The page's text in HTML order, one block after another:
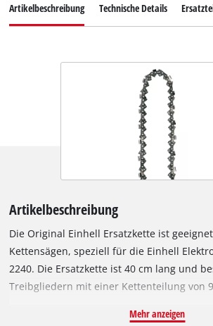
Artikelbeschreibung Technische Details
Artikelbeschreibung
Die Original Einhell Ersatzkette ist
Kettensägen, speziell für die Einhell
2240. Die Ersatzkette ist 40 cm lang und
Treibgliedern mit einer Kettenteilung von
Mehr anzeigen